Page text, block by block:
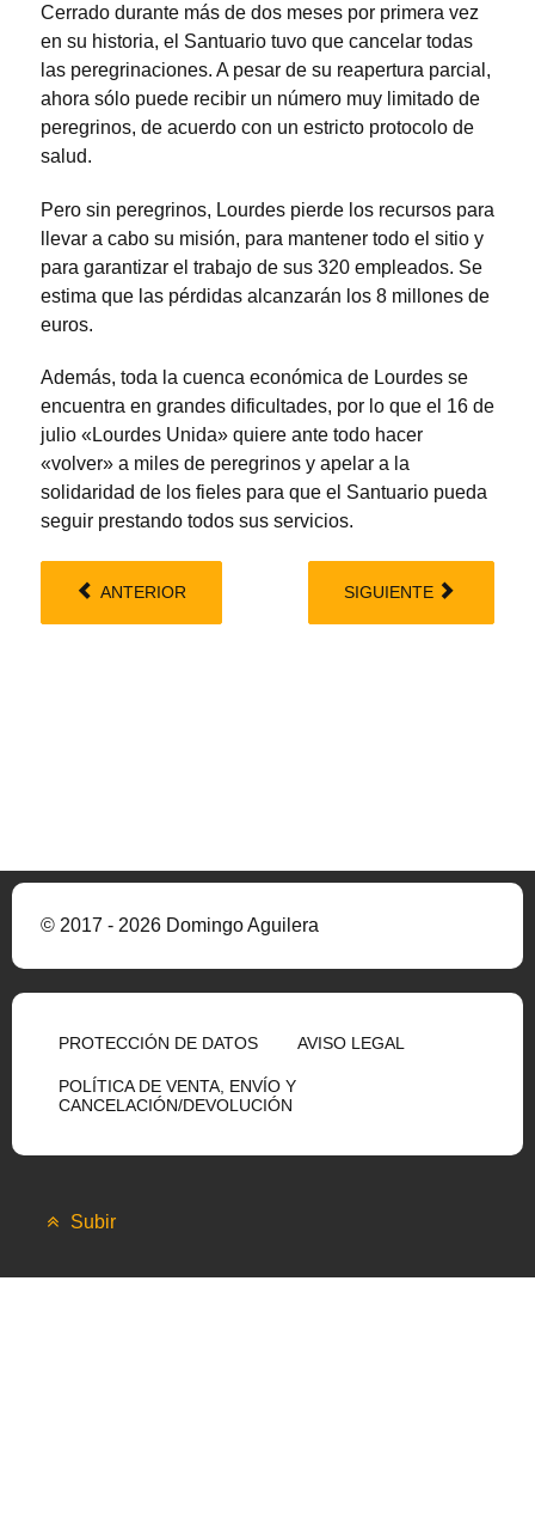
Cerrado durante más de dos meses por primera vez
en su historia, el Santuario tuvo que cancelar todas
las peregrinaciones. A pesar de su reapertura parcial,
ahora sólo puede recibir un número muy limitado de
peregrinos, de acuerdo con un estricto protocolo de
salud.
Pero sin peregrinos, Lourdes pierde los recursos para
llevar a cabo su misión, para mantener todo el sitio y
para garantizar el trabajo de sus 320 empleados. Se
estima que las pérdidas alcanzarán los 8 millones de
euros.
Además, toda la cuenca económica de Lourdes se
encuentra en grandes dificultades, por lo que el 16 de
julio «Lourdes Unida» quiere ante todo hacer
«volver» a miles de peregrinos y apelar a la
solidaridad de los fieles para que el Santuario pueda
seguir prestando todos sus servicios.
ANTERIOR SIGUIENTE
© 2017 - 2026 Domingo Aguilera
PROTECCIÓN DE DATOS AVISO LEGAL
POLÍTICA DE VENTA, ENVÍO Y
CANCELACIÓN/DEVOLUCIÓN
Subir